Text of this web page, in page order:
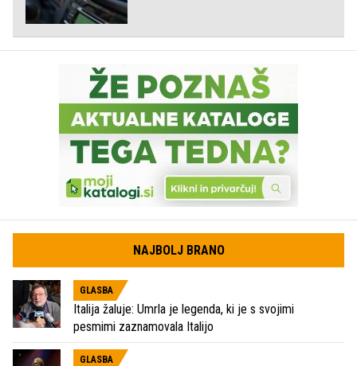
NAJBOLJ BRANO
GLASBA
Italija žaluje: Umrla je legenda, ki je s svojimi
pesmimi zaznamovala Italijo
GLASBA